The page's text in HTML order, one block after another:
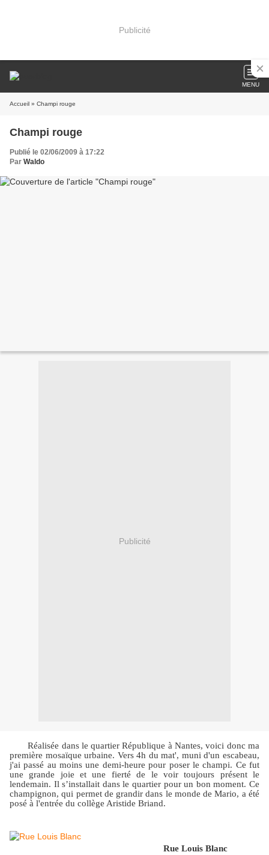
Publicité
MENU
Accueil » Champi rouge
Champi rouge
Publié le 02/06/2009 à 17:22
Par Waldo
Publicité
Réalisée dans le quartier République à Nantes, voici donc ma
première mosaïque urbaine. Vers 4h du mat', muni d'un escabeau,
j'ai passé au moins une demi-heure pour poser le champi. Ce fut
une grande joie et une fierté de le voir toujours présent le
lendemain. Il s’installait dans le quartier pour un bon moment. Ce
champignon, qui permet de grandir dans le monde de Mario, a été
posé à l'entrée du collège Aristide Briand.
Rue Louis Blanc